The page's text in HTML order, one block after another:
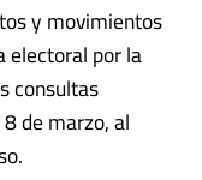
y movimientos
electoral por la
consultas
de marzo, al